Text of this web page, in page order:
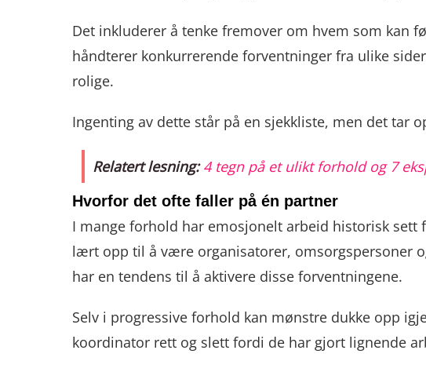
Det inkluderer å tenke fremover om hvem som kan
håndterer konkurrerende forventninger fra ulike
rolige.
Ingenting av dette står på en sjekkliste, men det tar
Relatert lesning:4 tegn på et ulikt forhold og 7
Hvorfor det ofte faller på én partner
I mange forhold har emosjonelt arbeid historisk
lært opp til å være organisatorer, omsorgspersoner
har en tendens til å aktivere disse forventningene.
Selv i progressive forhold kan mønstre dukke opp
koordinator rett og slett fordi de har gjort lignende